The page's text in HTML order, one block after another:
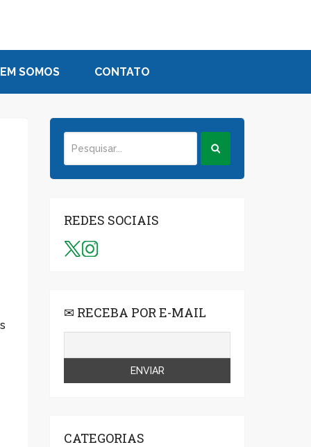
SOMOS CONTATO
REDES SOCIAIS
✉ RECEBA POR E-MAIL
CATEGORIAS